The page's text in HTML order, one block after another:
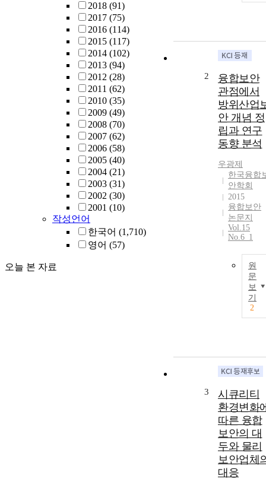
2018 (91)
2017 (75)
2016 (114)
2015 (117)
2014 (102)
2013 (94)
2012 (28)
2011 (62)
2010 (35)
2009 (49)
2008 (70)
2007 (62)
2006 (58)
2005 (40)
2004 (21)
2003 (31)
2002 (30)
2001 (10)
작성언어
한국어 (1,710)
영어 (57)
오늘 본 자료
2
융합보안
관점에서
방위산업
안 개념 정
립과 연구
동향 분석
우광제
한국융합
안학회
2015
융합보안
논문지
Vol.15
No.6_1
원
문
보
기
2
3
시큐리티
환경변화
따른 융합
보안의 대
두와 물리
보안업체
대응